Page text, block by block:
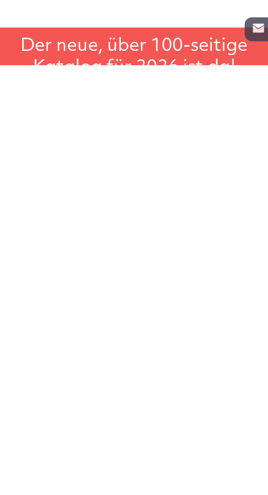
Der neue, über 100-seitige
Katalog für 2026 ist da!